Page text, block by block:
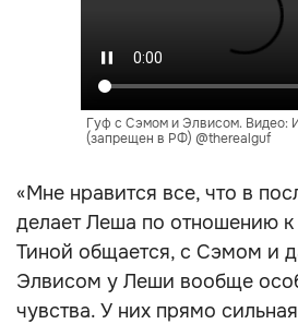
Гуф с Сэмом и Элвисом. Видео:
(запрещен в РФ) @therealguf
«Мне нравится все, что в
делает Леша по отношению к
Тиной общается, с Сэмом и
Элвисом у Леши вообще
чувства. У них прямо